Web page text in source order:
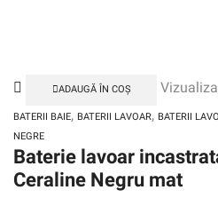
ADAUGĂ ÎN COȘ
BATERII BAIE, BATERII LAVOAR, BATERII
NEGRE
Baterie lavoar
Ceraline Negru mat